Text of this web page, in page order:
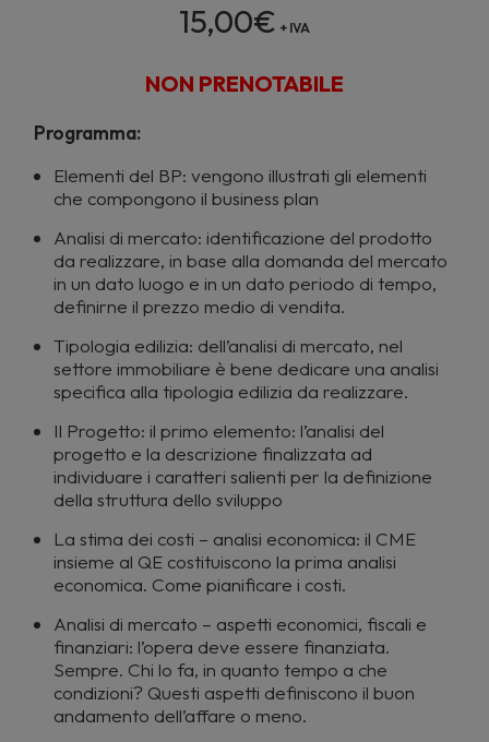
15,00€ + IVA
NON PRENOTABILE
Programma:
Elementi del BP: vengono illustrati gli elementi
che compongono il business plan
Analisi di mercato: identificazione del prodotto
da realizzare, in base alla domanda del mercato
in un dato luogo e in un dato periodo di tempo,
definirne il prezzo medio di vendita.
Tipologia edilizia: dell’analisi di mercato, nel
settore immobiliare è bene dedicare una analisi
specifica alla tipologia edilizia da realizzare.
Il Progetto: il primo elemento: l’analisi del
progetto e la descrizione finalizzata ad
individuare i caratteri salienti per la definizione
della struttura dello sviluppo
La stima dei costi – analisi economica: il CME
insieme al QE costituiscono la prima analisi
economica. Come pianificare i costi.
Analisi di mercato – aspetti economici, fiscali e
finanziari: l’opera deve essere finanziata.
Sempre. Chi lo fa, in quanto tempo a che
condizioni? Questi aspetti definiscono il buon
andamento dell’affare o meno.